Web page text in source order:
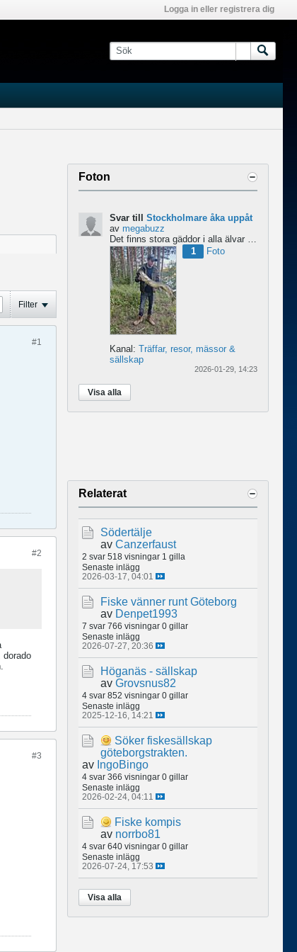
Logga in eller registrera dig
Filter
#1
#2
dorado
#3
Foton
Svar till Stockholmare åka uppåt
av megabuzz
Det finns stora gäddor i alla älvar och sjöar uppe i Norrland skulle jag säga. har själv fiskat mycket...
1
Foto
Kanal: Träffar, resor, mässor &
sällskap
2026-01-29, 14:23
Visa alla
Relaterat
Södertälje
av Canzerfaust
2 svar 518 visningar 1 gilla
Senaste inlägg
2026-03-17, 04:01
Fiske vänner runt Göteborg
av Denpet1993
7 svar 766 visningar 0 gillar
Senaste inlägg
2026-07-27, 20:36
Höganäs - sällskap
av Grovsnus82
4 svar 852 visningar 0 gillar
Senaste inlägg
2025-12-16, 14:21
Söker fiskesällskap
göteborgstrakten.
av IngoBingo
4 svar 366 visningar 0 gillar
Senaste inlägg
2026-02-24, 04:11
Fiske kompis
av norrbo81
4 svar 640 visningar 0 gillar
Senaste inlägg
2026-07-24, 17:53
Visa alla